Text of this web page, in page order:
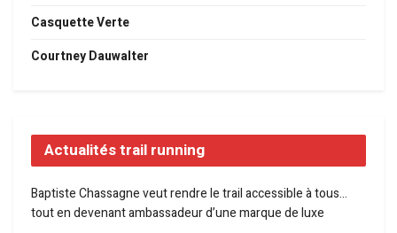
Casquette Verte
Courtney Dauwalter
Actualités trail running
Baptiste Chassagne veut rendre le trail accessible à tous…
tout en devenant ambassadeur d’une marque de luxe